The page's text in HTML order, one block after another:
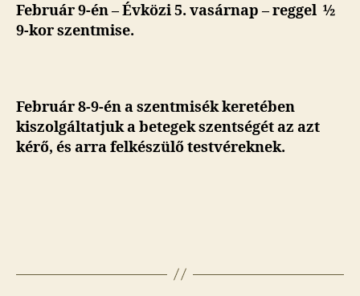
Február 9-én – Évközi 5. vasárnap – reggel ½
9-kor szentmise.
Február 8-9-én a szentmisék keretében
kiszolgáltatjuk a betegek szentségét az azt
kérő, és arra felkészülő testvéreknek.